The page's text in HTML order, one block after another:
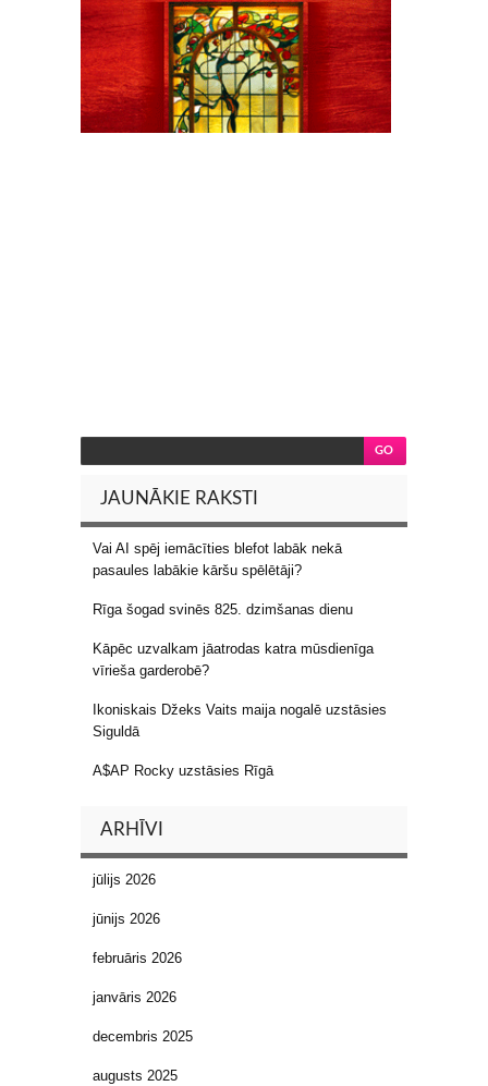
JAUNĀKIE RAKSTI
Vai AI spēj iemācīties blefot labāk nekā
pasaules labākie kāršu spēlētāji?
Rīga šogad svinēs 825. dzimšanas dienu
Kāpēc uzvalkam jāatrodas katra mūsdienīga
vīrieša garderobē?
Ikoniskais Džeks Vaits maija nogalē uzstāsies
Siguldā
A$AP Rocky uzstāsies Rīgā
ARHĪVI
jūlijs 2026
jūnijs 2026
februāris 2026
janvāris 2026
decembris 2025
augusts 2025